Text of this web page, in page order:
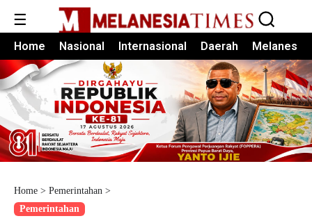
☰
Home Nasional Internasional Daerah Melanesia
Home > Pemerintahan >
Pemerintahan